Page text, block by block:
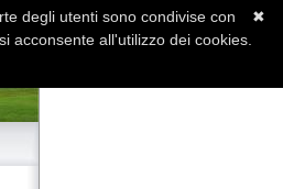
✖
degli utenti sono condivise con
acconsente all'utilizzo dei cookies.